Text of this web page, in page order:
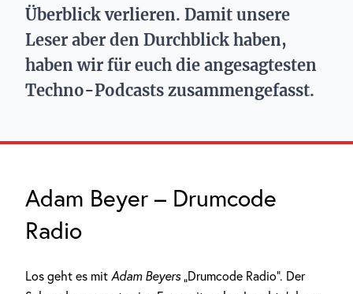
Überblick verlieren. Damit unsere
Leser aber den Durchblick haben,
haben wir für euch die angesagtesten
Techno-Podcasts zusammengefasst.
Adam Beyer – Drumcode
Radio
Los geht es mit Adam Beyers„Drumcode Radio“. Der